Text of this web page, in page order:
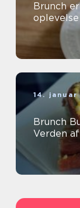
Brunch
oplevelse
14. januar
Brunch
Verden